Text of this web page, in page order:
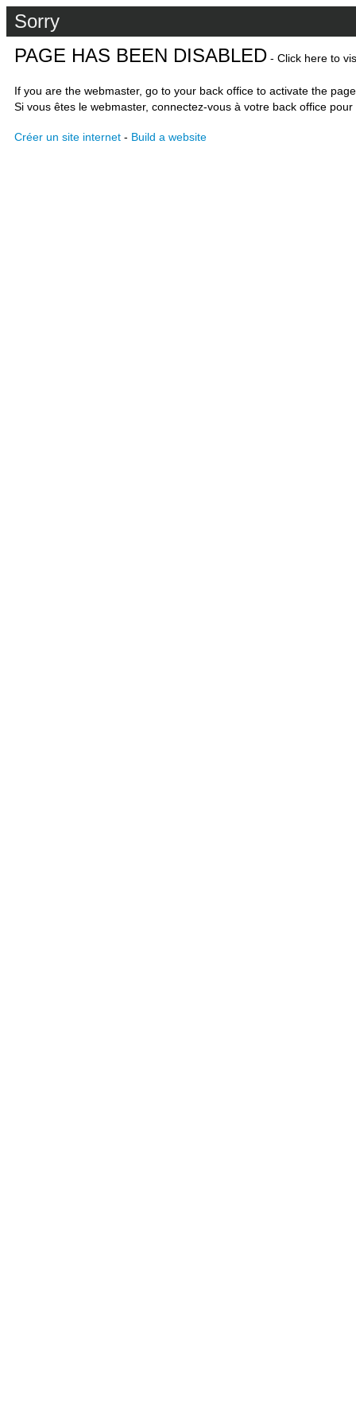
Sorry
PAGE HAS BEEN DISABLED - Click here to
If you are the webmaster, go to your back office to activate the
Si vous êtes le webmaster, connectez-vous à votre back office
Créer un site internet - Build a website